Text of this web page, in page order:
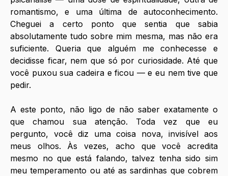
romantismo, e uma última de autoconhecimento.
Cheguei a certo ponto que sentia que sabia
absolutamente tudo sobre mim mesma, mas não era
suficiente. Queria que alguém me conhecesse e
decidisse ficar, nem que só por curiosidade. Até que
você puxou sua cadeira e ficou — e eu nem tive que
pedir.
A este ponto, não ligo de não saber exatamente o
que chamou sua atenção. Toda vez que eu
pergunto, você diz uma coisa nova, invisível aos
meus olhos. Às vezes, acho que você acredita
mesmo no que está falando, talvez tenha sido sim
meu temperamento ou até as sardinhas que cobrem